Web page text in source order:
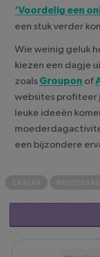
‘Voordelig een
een stuk verder
Wie weinig geluk
kiezen een dagje
zoals Groupon of
websites profiteer
leuke ideeën
een bijzondere